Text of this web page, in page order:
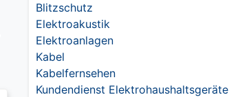
Blitzschutz
Elektroakustik
Elektroanlagen
Kabel
Kabelfernsehen
Kundendienst Elektrohaushaltsgeräte